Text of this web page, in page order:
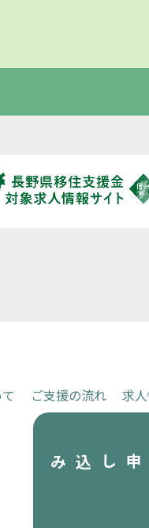
お申し込み
ご支援の流れ 求
※当